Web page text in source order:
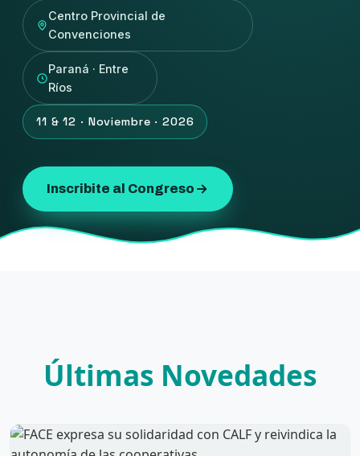
Centro Provincial de
Convenciones
Paraná · Entre
Ríos
11 & 12 · Noviembre · 2026
Inscribite al Congreso
Últimas Novedades